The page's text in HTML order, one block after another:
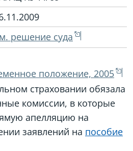
решение суда
положение, 2005
страховании обязала
комиссии, в которые
апелляцию на
заявлений на пособие